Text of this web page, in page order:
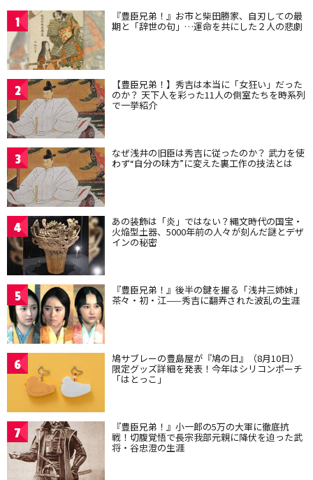
1 『豊臣兄弟！』お市と柴田勝家、自刃しての最
期と「辞世の句」…運命を共にした２人の悲劇
2 【豊臣兄弟！】秀吉は本当に「女狂い」だった
のか？ 天下人を彩った11人の側室たちを時系列
で一挙紹介
3 なぜ浅井の旧臣は秀吉に従ったのか？ 武力を使
わず“自分の味方”に変えた裏工作の技法とは
4 あの装飾は「炎」ではない？縄文時代の国宝・
火焔型土器、5000年前の人々が刻んだ謎とデザ
インの秘密
5 『豊臣兄弟！』後半の鍵を握る「浅井三姉妹」
茶々・初・江——秀吉に翻弄された波乱の生涯
6 鳩サブレーの豊島屋が『鳩の日』（8月10日）
限定グッズ詳細を発表！今年はシリコンポーチ
「はとっこ」
7 『豊臣兄弟！』小一郎の5万の大軍に徹底抗
戦！切腹覚悟で長宗我部元親に降伏を迫った武
将・谷忠澄の生涯